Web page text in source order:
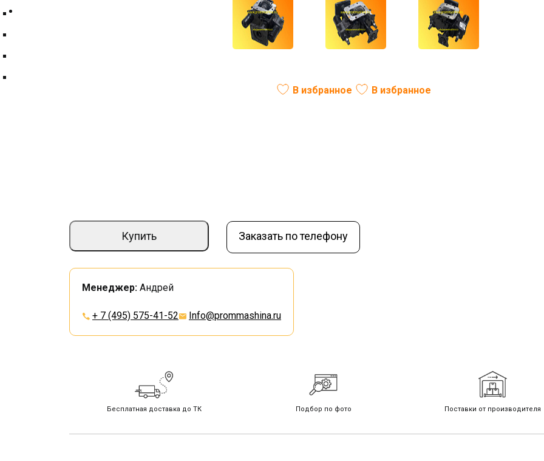
В избранное В избранное
Купить Заказать по телефону
Менеджер: Андрей
+ 7 (495) 575-41-52 Info@prommashina.ru
Бесплатная доставка до ТК Подбор по фото Поставки от производителя